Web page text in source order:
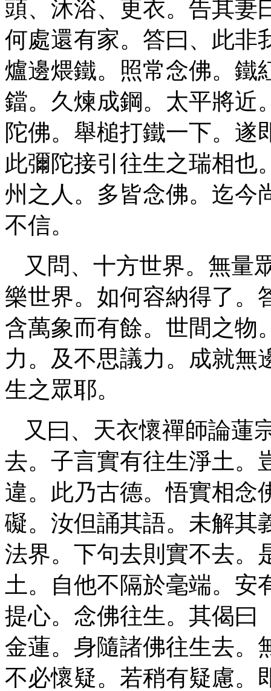
頭、沐浴、更衣。告其妻
何處還有家。答曰、此非
爐邊煨鐵。照常念佛。鐵
鐺。久煉成鋼。太平將近
陀佛。舉槌打鐵一下。遂
此彌陀接引往生之瑞相也
州之人。多皆念佛。迄今
不信。
又問、十方世界。無量
樂世界。如何容納得了。
含萬象而有餘。世間之物
力。及不思議力。成就無
生之眾耶。
又曰、天衣懷禪師論蓮
去。子言實有往生淨土。
違。此乃古德。悟實相念
礙。汝但誦其語。未解其
法界。下句去則實不去。
土。自他不隔於毫端。安
提心。念佛往生。其偈曰
金蓮。身隨諸佛往生去。
不必懷疑。若稍有疑慮。